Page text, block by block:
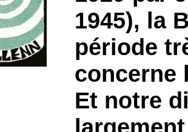
1945), la
période
concerne
Et notre